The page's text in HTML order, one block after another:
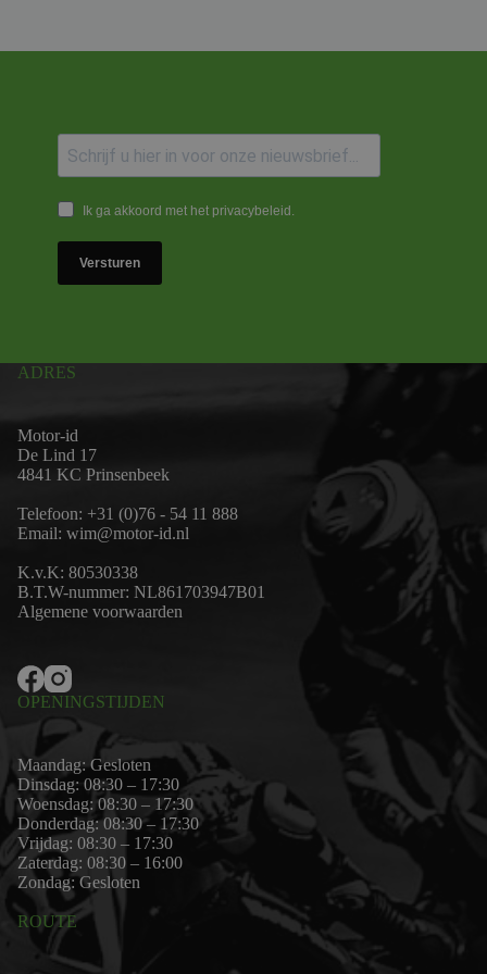
Ik ga akkoord met het privacybeleid.
Versturen
ADRES
Motor-id
De Lind 17
4841 KC Prinsenbeek
Telefoon: +31 (0)76 - 54 11 888
Email: wim@motor-id.nl
K.v.K: 80530338
B.T.W-nummer: NL861703947B01
Algemene voorwaarden
OPENINGSTIJDEN
Maandag: Gesloten
Dinsdag: 08:30 – 17:30
Woensdag: 08:30 – 17:30
Donderdag: 08:30 – 17:30
Vrijdag: 08:30 – 17:30
Zaterdag: 08:30 – 16:00
Zondag: Gesloten
ROUTE